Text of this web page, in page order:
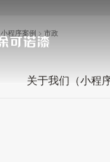
小程序案例 > 市政
关于我们（小程序